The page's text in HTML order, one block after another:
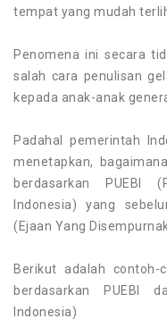
tempat yang mudah
Penomena ini secara
salah cara penulisan
kepada anak-anak
Padahal pemerintah
menetapkan,
berdasarkan PUEBI
Indonesia) yang
(Ejaan Yang
Berikut adalah
berdasarkan PUEBI
Indonesia)